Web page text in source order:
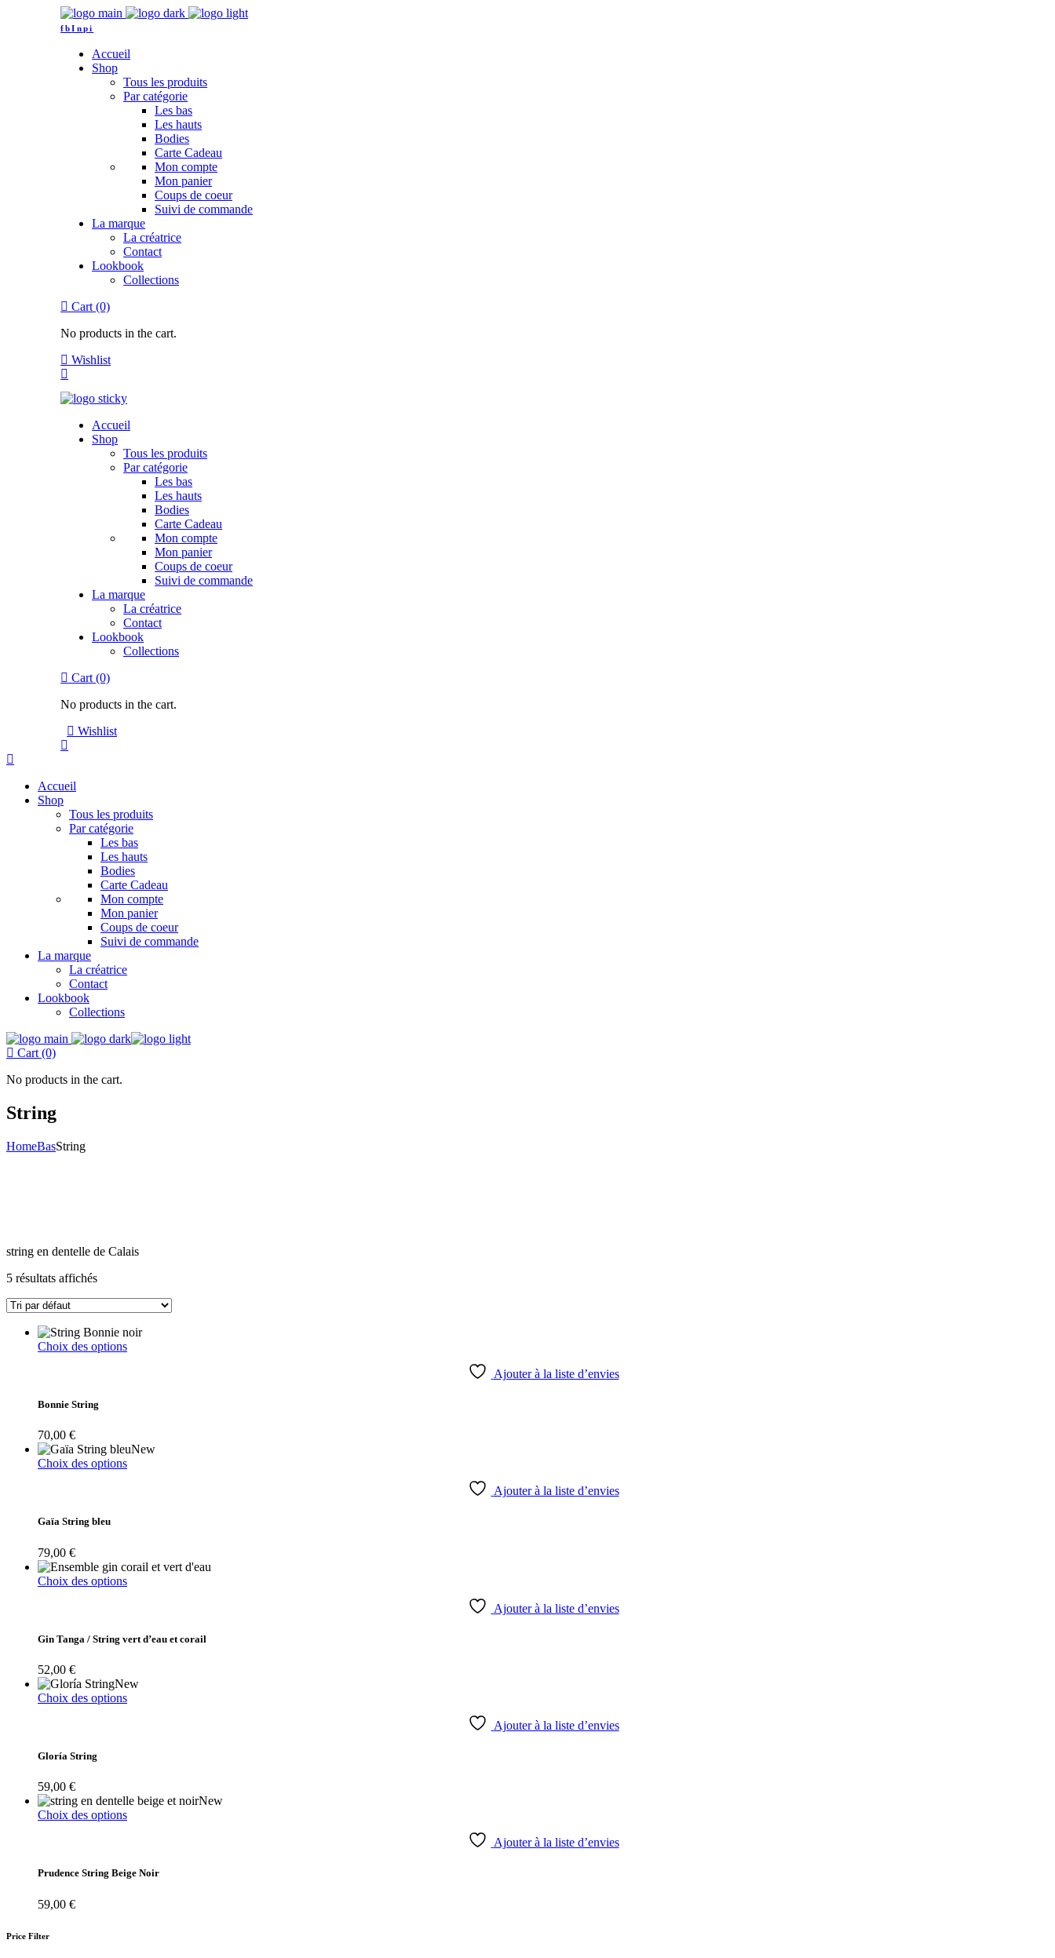
fbInpi
Accueil
Shop
Tous les produits
Par catégorie
Les bas
Les hauts
Bodies
Carte Cadeau
Mon compte
Mon panier
Coups de coeur
Suivi de commande
La marque
La créatrice
Contact
Lookbook
Collections
Cart (0)
No products in the cart.
Wishlist
Accueil
Shop
Tous les produits
Par catégorie
Les bas
Les hauts
Bodies
Carte Cadeau
Mon compte
Mon panier
Coups de coeur
Suivi de commande
La marque
La créatrice
Contact
Lookbook
Collections
Cart (0)
No products in the cart.
Wishlist
Accueil
Shop
Tous les produits
Par catégorie
Les bas
Les hauts
Bodies
Carte Cadeau
Mon compte
Mon panier
Coups de coeur
Suivi de commande
La marque
La créatrice
Contact
Lookbook
Collections
Cart (0)
No products in the cart.
String
HomeBasString
string en dentelle de Calais
5 résultats affichés
Choix des optionsCe
peuvent
être
choisies
Ajouter à la liste d’envies
Bonnie String
70,00 €
New
Choix des optionsCe
peuvent
être
choisies
du
Ajouter à la liste d’envies
Gaïa String bleu
79,00 €
Choix des optionsCe
variations.
peuvent
être
choisies
Ajouter à la liste d’envies
Gin Tanga / String vert d’eau et corail
52,00 €
New
Choix des optionsCe
peuvent
être
choisies
page
du
Ajouter à la liste d’envies
Gloría String
59,00 €
New
Choix des optionsCe
variations.
Ajouter à la liste d’envies
Prudence String Beige Noir
59,00 €
Price Filter